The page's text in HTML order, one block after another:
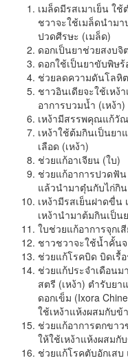
เมล็ดมีรสเมาเย็น ใ
ชวาจะใช้เมล็ดนำม
ปวดศีรษะ (เมล็ด)
ดอกเป็นยาช่วยสงบ
ดอกใช้เป็นยาขับพิษ
ช่วยลดความดันโลหิ
ชาวอินเดียจะใช้เหง้
อาการบวมน้ำ (เหง้า)
เหง้ามีสรรพคุณแก้วัณ
เหง้าใช้ต้มกินเป็นยา
เลือด (เหง้า)
ช่วยแก้อาเจียน (ใบ)
ช่วยแก้อาการปวดฟั
แล้วนำมาตุ๋นกับไก่กิน
เหง้ามีรสเย็นฝาดขื่
เหง้านำมาต้มกินเป็น
ใบช่วยแก้อาการจุกเ
ชาวชวาจะใช้น้ำคั้นจ
ช่วยแก้โรคบิด บิดเรื้อ
ช่วยแก้ประจำเดือนม
สตรี (เหง้า) ตำรับยา
ดอกเข็ม (Ixora
ใช้เหง้าแห้งผสมกับข้
ช่วยแก้อาการตกขา
ให้ใช้เหง้าแห้งผสมกั
ช่วยแก้โรคตับอักเสบ